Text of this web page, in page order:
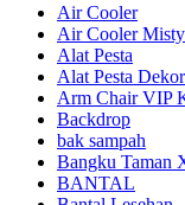
Air Cooler
Air Cooler
Alat Pesta
Alat Pesta
Arm Chair VIP
Backdrop
bak sampah
Bangku Taman
BANTAL